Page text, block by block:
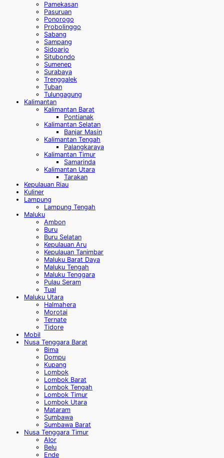
Pamekasan
Pasuruan
Ponorogo
Probolinggo
Sabang
Sampang
Sidoarjo
Situbondo
Sumenep
Surabaya
Trenggalek
Tuban
Tulungagung
Kalimantan
Kalimantan Barat
Pontianak
Kalimantan Selatan
Banjar Masin
Kalimantan Tengah
Palangkaraya
Kalimantan Timur
Samarinda
Kalimantan Utara
Tarakan
Kepulauan Riau
Kuliner
Lampung
Lampung Tengah
Maluku
Ambon
Buru
Buru Selatan
Kepulauan Aru
Kepulauan Tanimbar
Maluku Barat Daya
Maluku Tengah
Maluku Tenggara
Pulau Seram
Tual
Maluku Utara
Halmahera
Morotai
Ternate
Tidore
Mobil
Nusa Tenggara Barat
Bima
Dompu
Kupang
Lombok
Lombok Barat
Lombok Tengah
Lombok Timur
Lombok Utara
Mataram
Sumbawa
Sumbawa Barat
Nusa Tenggara Timur
Alor
Belu
Ende